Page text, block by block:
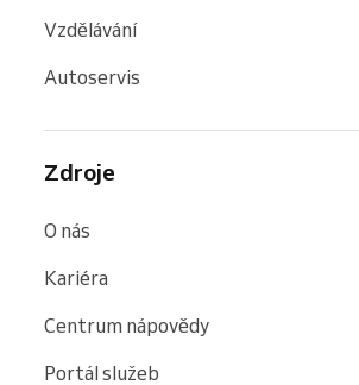
Vzdělávání
Autoservis
Zdroje
O nás
Kariéra
Centrum nápovědy
Portál služeb